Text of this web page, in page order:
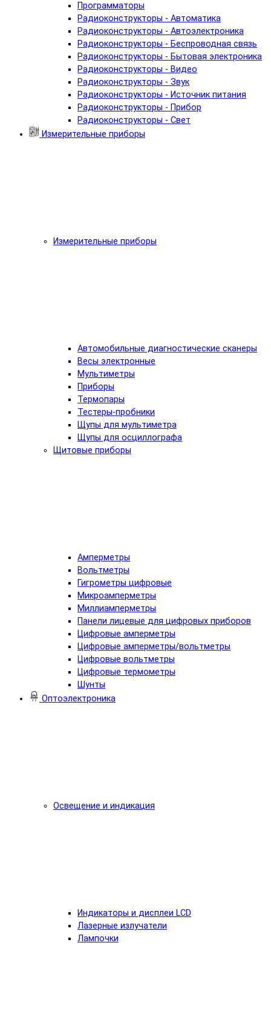
Программаторы
Радиоконструкторы - Автоматика
Радиоконструкторы - Автоэлектроника
Радиоконструкторы - Беспроводная связь
Радиоконструкторы - Бытовая электроника
Радиоконструкторы - Видео
Радиоконструкторы - Звук
Радиоконструкторы - Источник питания
Радиоконструкторы - Прибор
Радиоконструкторы - Свет
Измерительные приборы
Измерительные приборы
Автомобильные диагностические сканеры
Весы электронные
Мультиметры
Приборы
Термопары
Тестеры-пробники
Щупы для мультиметра
Щупы для осциллографа
Щитовые приборы
Амперметры
Вольтметры
Гигрометры цифровые
Микроамперметры
Миллиамперметры
Панели лицевые для цифровых приборов
Цифровые амперметры
Цифровые амперметры/вольтметры
Цифровые вольтметры
Цифровые термометры
Шунты
Оптоэлектроника
Освещение и индикация
Индикаторы и дисплеи LCD
Лазерные излучатели
Лампочки